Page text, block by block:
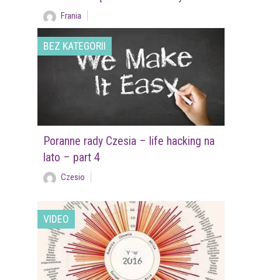
Frania
BEZ KATEGORII
Poranne rady Czesia – life hacking na
lato – part 4
Czesio
VIDEO